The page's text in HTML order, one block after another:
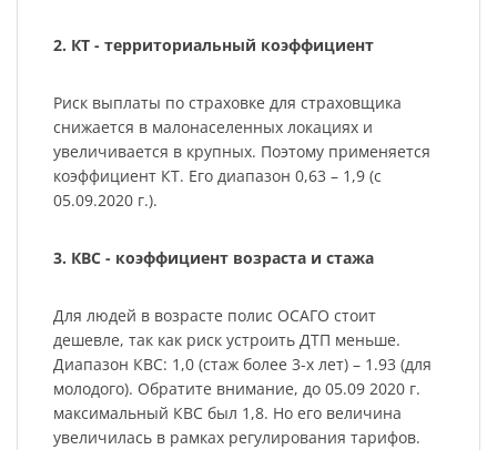
2. КТ - территориальный коэффициент
Риск выплаты по страховке для страховщика
снижается в малонаселенных локациях и
увеличивается в крупных. Поэтому применяется
коэффициент КТ. Его диапазон 0,63 – 1,9 (с
05.09.2020 г.).
3. КВС - коэффициент возраста и стажа
Для людей в возрасте полис ОСАГО стоит
дешевле, так как риск устроить ДТП меньше.
Диапазон КВС: 1,0 (стаж более 3-х лет) – 1.93 (для
молодого). Обратите внимание, до 05.09 2020 г.
максимальный КВС был 1,8. Но его величина
увеличилась в рамках регулирования тарифов.